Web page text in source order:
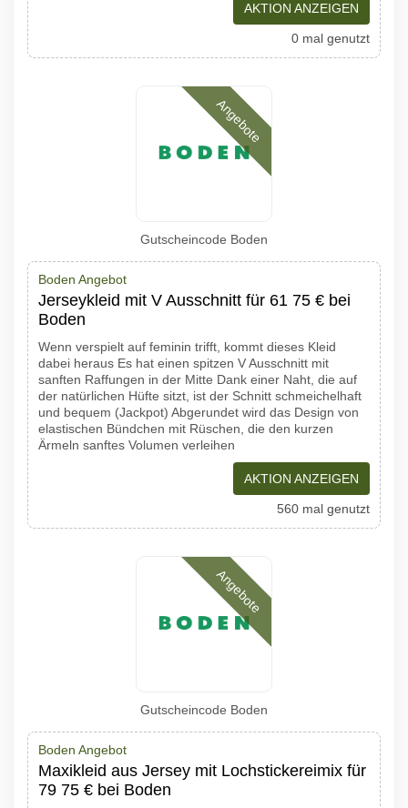
AKTION ANZEIGEN
0 mal genutzt
Angebote
Gutscheincode Boden
Boden Angebot
Jerseykleid mit V Ausschnitt für 61 75 € bei
Boden
Wenn verspielt auf feminin trifft, kommt dieses Kleid
dabei heraus Es hat einen spitzen V Ausschnitt mit
sanften Raffungen in der Mitte Dank einer Naht, die auf
der natürlichen Hüfte sitzt, ist der Schnitt schmeichelhaft
und bequem (Jackpot) Abgerundet wird das Design von
elastischen Bündchen mit Rüschen, die den kurzen
Ärmeln sanftes Volumen verleihen
AKTION ANZEIGEN
560 mal genutzt
Angebote
Gutscheincode Boden
Boden Angebot
Maxikleid aus Jersey mit Lochstickereimix für
79 75 € bei Boden